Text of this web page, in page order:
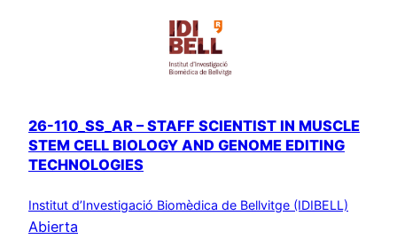
26-110_SS_AR – STAFF SCIENTIST IN MUSCLE
STEM CELL BIOLOGY AND GENOME EDITING
TECHNOLOGIES
Institut d’Investigació Biomèdica de Bellvitge (IDIBELL)
Abierta